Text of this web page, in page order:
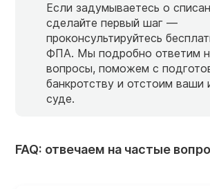
Если задумываетесь о
сделайте первый шаг —
проконсультируйтесь
ФПА. Мы подробно ответим
вопросы, поможем с
банкротству и отстоим ваши
суде.
FAQ: отвечаем на частые